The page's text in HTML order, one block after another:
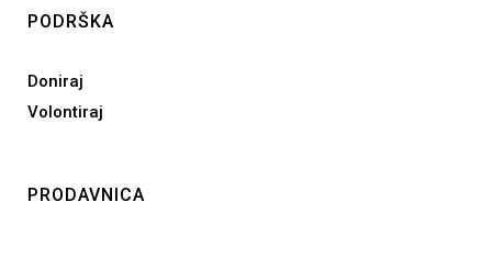
PODRŠKA
Doniraj
Volontiraj
PRODAVNICA